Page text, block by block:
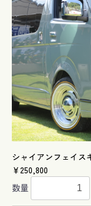
シャイアンフェイス
￥250,800
数量